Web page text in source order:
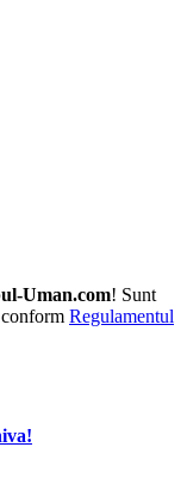
Uman.com! Sunt
Regulamentul